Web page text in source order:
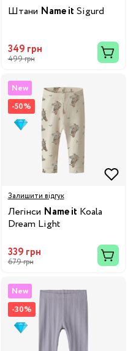
Штани Name it Sigurd
349 грн
499 грн
New
-50%
Залишити відгук
Легінси Name it Koala
Dream Light
339 грн
679 грн
New
-30%